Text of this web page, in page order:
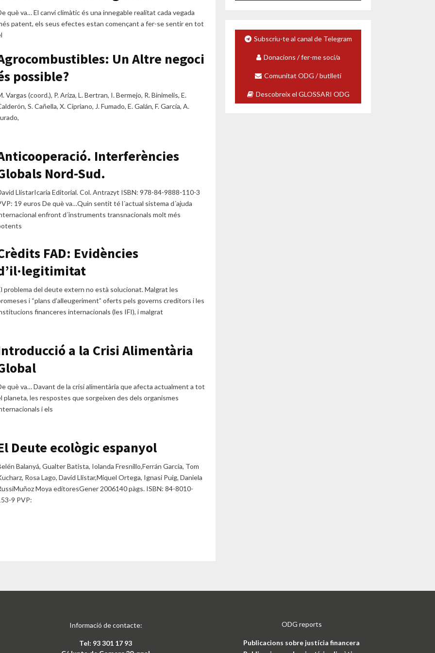
què va… El canvi climàtic és una innegable realitat cada vegada
patent, els seus efectes estan començant a fer-se sentir en tot
Un Altre negoci
possible?
Vargas (coord.), P. Ariza, L. Bertran, I. Bermejo, R. Binimelis, E.
S. Cañella, X. Cipriano, J. Fumado, E. Galán, F. García, A.
Interferències
Nord-Sud.
LlistarIcaria Editorial. Col. Antrazyt ISBN: 978-84-9888-110-3
19 euros De què va…Quin sentit té l´actual sistema d´ajuda
enfront d´instruments transnacionals molt més
FAD: Evidències
problema del deute extern no està solucionat. Malgrat les
i “plans d’alleugeriment” oferts pels governs creditors i les
financeres internacionals (les IFI), i malgrat
a la Crisi Alimentària
què va… Davant de la crisi alimentària que afecta actualment a tot
planeta, les respostes que sorgeixen des dels organismes
i els
Deute ecològic espanyol
Balanyá, Gualter Batista, Iolanda Fresnillo,Ferrán García, Tom
Rosa Lago, David Llistar,Miquel Ortega, Ignasi Puig, Daniela
Moya editoresGener 2006140 pàgs. ISBN: 84-8010-
9 PVP:
Subscriu-te al canal de Telegram
Donacions / fer-me soci/a
Comunitat ODG / butlletí
Descobreix el GLOSSARI ODG
Informació de contacte:
Tel: 93 301 17 93
ODG reports
Publicacions sobre justícia financera